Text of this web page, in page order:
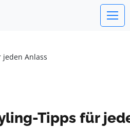
Anlass
Tipps für